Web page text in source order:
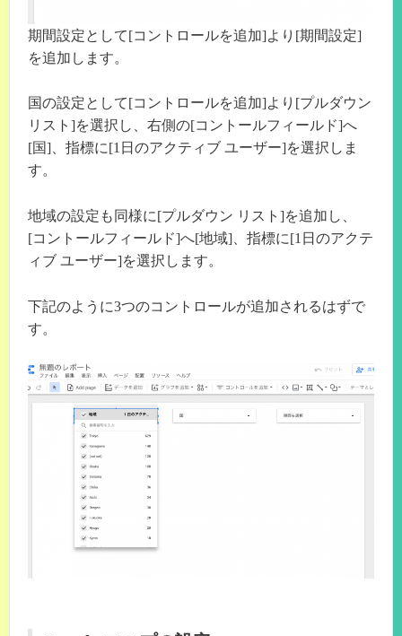
期間設定として[コントロールを追加]より[期間設定]
を追加します。
国の設定として[コントロールを追加]より[プルダウン
リスト]を選択し、右側の[コントールフィールド]へ
[国]、指標に[1日のアクティブ ユーザー]を選択しま
す。
地域の設定も同様に[プルダウン リスト]を追加し、
[コントールフィールド]へ[地域]、指標に[1日のアクテ
ィブ ユーザー]を選択します。
下記のように3つのコントロールが追加されるはずで
す。